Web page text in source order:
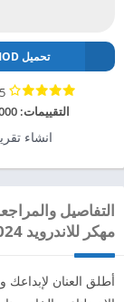
تحميل APK MOD
التقييمات:
انشاء
مهكر للاندرويد 2024
أطلق العنان